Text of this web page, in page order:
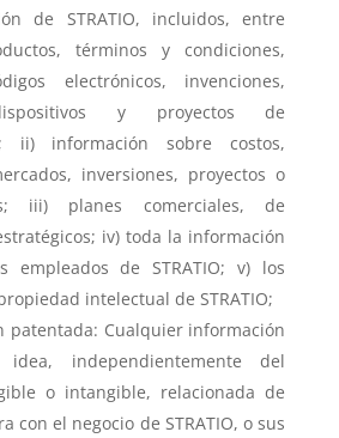
de STRATIO, incluidos, entre
términos y condiciones,
electrónicos, invenciones,
y proyectos de
ii) información sobre costos,
inversiones, proyectos o
iii) planes comerciales, de
iv) toda la información
empleados de STRATIO; v) los
intelectual de STRATIO;
patentada: Cualquier información
independientemente del
o intangible, relacionada de
con el negocio de STRATIO, o sus